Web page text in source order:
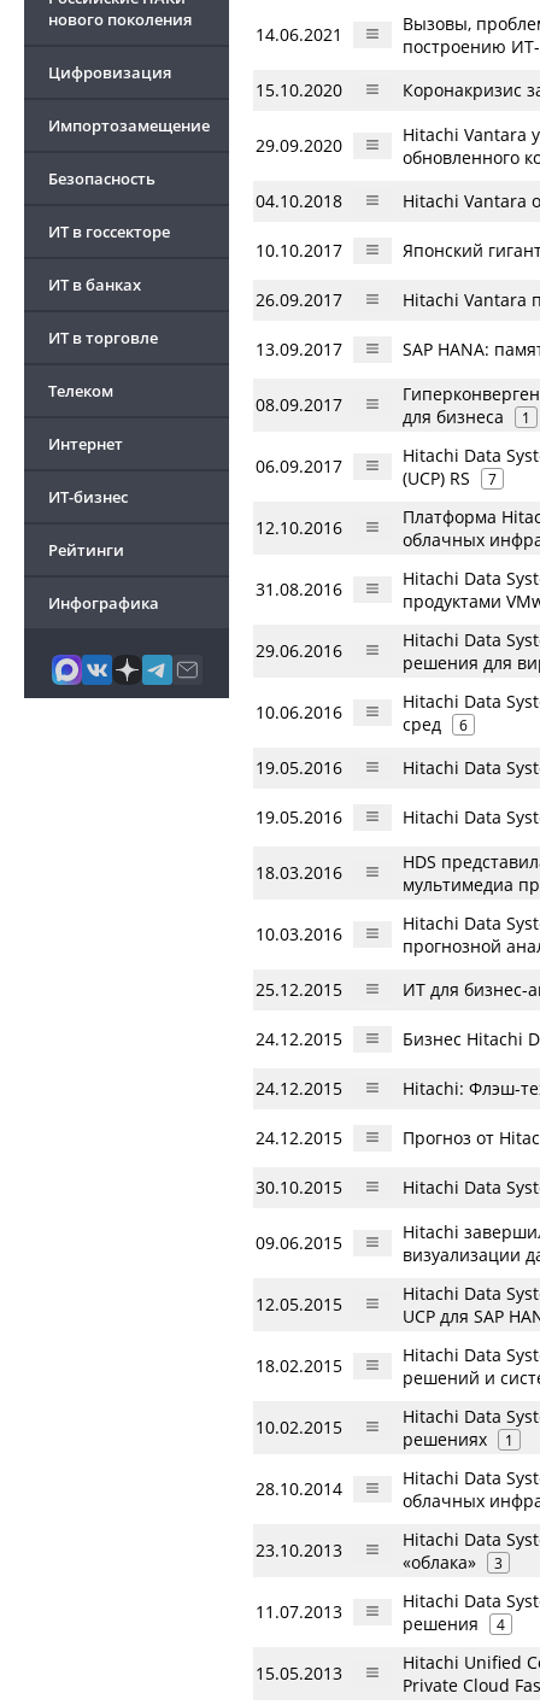
нового поколения
Цифровизация
Импортозамещение
Безопасность
ИТ в госсекторе
ИТ в банках
ИТ в торговле
Телеком
Интернет
ИТ-бизнес
Рейтинги
Инфографика
14.06.2021
Вызовы,
построению
15.10.2020
Коронакризис
29.09.2020
Hitachi Vantara
обновленного
04.10.2018
Hitachi Vantara
10.10.2017 Японский
26.09.2017 Hitachi Vantara
13.09.2017 SAP HANA:
08.09.2017
для бизнеса
1
06.09.2017
Hitachi Data
(UCP) RS
7
12.10.2016
Платформа
облачных
31.08.2016
Hitachi Data
продуктами
29.06.2016
Hitachi Data
решения для
10.06.2016
Hitachi Data
сред
6
19.05.2016 Hitachi Data
19.05.2016 Hitachi Data
18.03.2016
HDS
мультимедиа
10.03.2016
Hitachi Data
прогнозной
25.12.2015
ИТ для бизнес-
24.12.2015 Бизнес Hitachi
24.12.2015 Hitachi: Флэш-
24.12.2015 Прогноз от
30.10.2015 Hitachi Data
09.06.2015
Hitachi
визуализации
12.05.2015
Hitachi Data
UCP для SAP
18.02.2015
Hitachi Data
решений и
10.02.2015
Hitachi Data
решениях
1
28.10.2014
Hitachi Data
облачных
23.10.2013
Hitachi Data
«облака»
3
11.07.2013
Hitachi Data
решения
4
15.05.2013
Hitachi Unified
Private Cloud